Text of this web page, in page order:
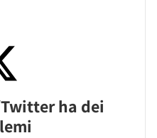
ha dei